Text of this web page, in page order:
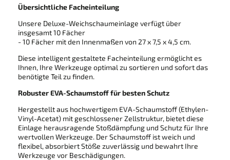
Übersichtliche Facheinteilung
Unsere Deluxe-Weichschaumeinlage verfügt über
insgesamt 10 Fächer
- 10 Fächer mit den Innenmaßen von 27 x 7,5 x 4,5 cm.
Diese intelligent gestaltete Facheinteilung ermöglicht es
Ihnen, Ihre Werkzeuge optimal zu sortieren und sofort das
benötigte Teil zu finden.
Robuster EVA-Schaumstoff für besten Schutz
Hergestellt aus hochwertigem EVA-Schaumstoff (Ethylen-
Vinyl-Acetat) mit geschlossener Zellstruktur, bietet diese
Einlage herausragende Stoßdämpfung und Schutz für Ihre
wertvollen Werkzeuge. Der Schaumstoff ist weich und
flexibel, absorbiert Stöße zuverlässig und bewahrt Ihre
Werkzeuge vor Beschädigungen.